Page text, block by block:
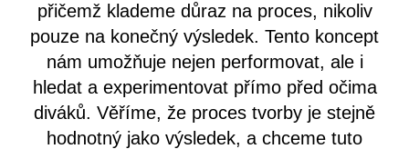
přičemž klademe důraz na proces, nikoliv
pouze na konečný výsledek. Tento koncept
nám umožňuje nejen performovat, ale i
hledat a experimentovat přímo před očima
diváků. Věříme, že proces tvorby je stejně
hodnotný jako výsledek, a chceme tuto